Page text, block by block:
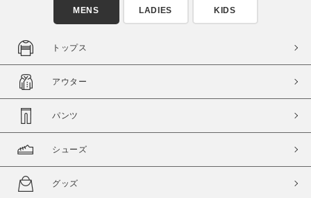
通常商品 予約商品
在庫
在庫あり 在庫なし含む
MENS LADIES KIDS
トップス
アウター
パンツ
シューズ
グッズ